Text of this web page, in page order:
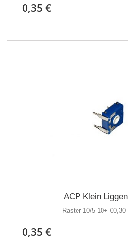
0,35 €
ACP Klein
Raster 10/5 10+
0,35 €